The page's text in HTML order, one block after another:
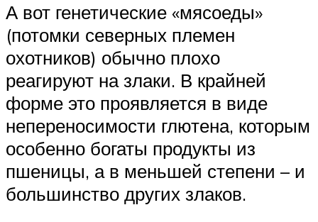
А вот генетические «мясоеды»
(потомки северных племен
охотников) обычно плохо
реагируют на злаки. В крайней
форме это проявляется в виде
непереносимости глютена, которым
особенно богаты продукты из
пшеницы, а в меньшей степени – и
большинство других злаков.